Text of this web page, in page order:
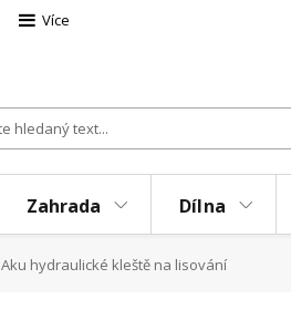
Více
Zahrada Dílna
Aku hydraulické kleště na lisování